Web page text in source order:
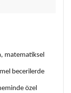
matematiksel
becerilerde
özel